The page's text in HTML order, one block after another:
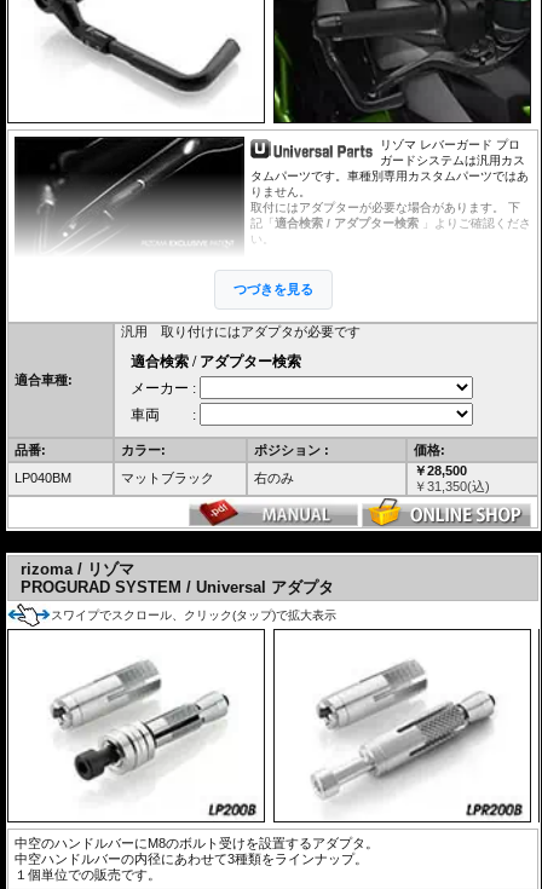
リゾマ レバーガード プロ
ガードシステムは汎用カス
タムパーツです。車種別専用カスタムパーツではあ
りません。
取付にはアダプターが必要な場合があります。 下
記「適合検索 / アダプター検索 」よりご確認くださ
い。
レバーガードの根本が下方にオフセットされて
いるため、バーエンドを握るスタイルのライデ
重さ 116g (LP010より 69g軽量)
右側のみ(製品の目的上、左側は御座いません。)
取付には別途アダプタが必要です。
材質と重さの異なる2種類のアダプターをラインナップ。
・中空で内径Ø13-20mm 品番 LP200B スチール 90g
・中空で内径Ø14.5-20mm 品番 LPR200B アルミニウム 40g
メーカー純正ハンドルバーに関しては下記「適合検索 / アダプター検索」よりご確認
つづきを見る
適合車種:
汎用 取り付けにはアダプタが必要です
品番: カラー: ポジション :
価格:
LP040BM
マットブラック 右のみ
￥28,500
￥31,350(込)
rizoma / リゾマ
PROGURAD SYSTEM / Universal アダプタ
スワイプでスクロール、クリック(タップ)で拡大表示
中空のハンドルバーにM8のボルト受けを設置するアダプタ。
中空ハンドルバーの内径にあわせて3種類をラインナップ。
１個単位での販売です。